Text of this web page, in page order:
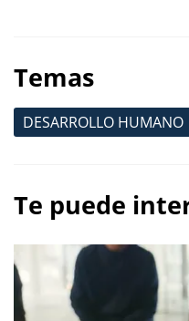
Temas
DESARROLLO HUMANO
Te puede